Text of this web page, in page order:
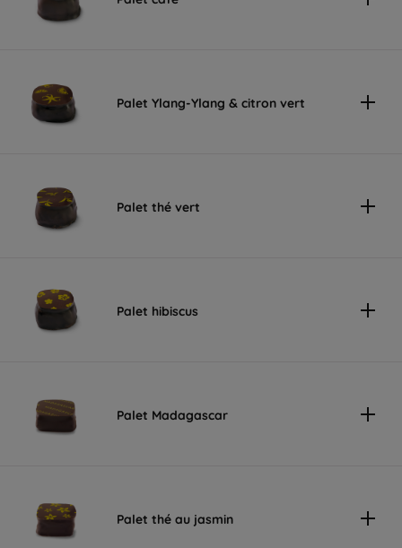
Palet Ylang-Ylang & citron vert
Palet thé vert
Palet hibiscus
Palet Madagascar
Palet thé au jasmin